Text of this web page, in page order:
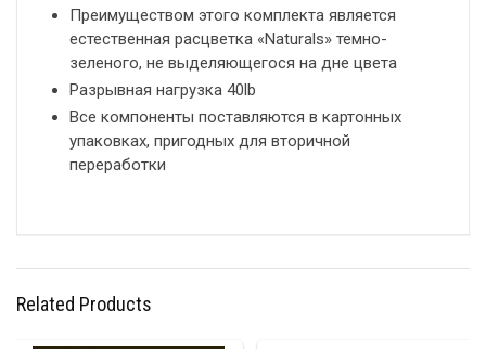
Преимуществом этого комплекта является
естественная расцветка «Naturals» темно-
зеленого, не выделяющегося на дне цвета
Разрывная нагрузка 40lb
Все компоненты поставляются в картонных
упаковках, пригодных для вторичной
переработки
Related Products